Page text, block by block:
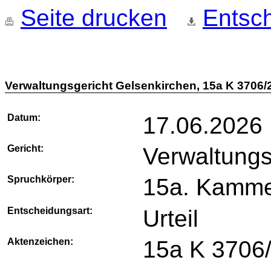
Seite drucken
Verwaltungsgericht Gelsenkirchen, 15a K 3706/
Datum: 17.06.2026
Gericht:
Spruchkörper: 15a.
Entscheidungsart: Urteil
Aktenzeichen: 15a K